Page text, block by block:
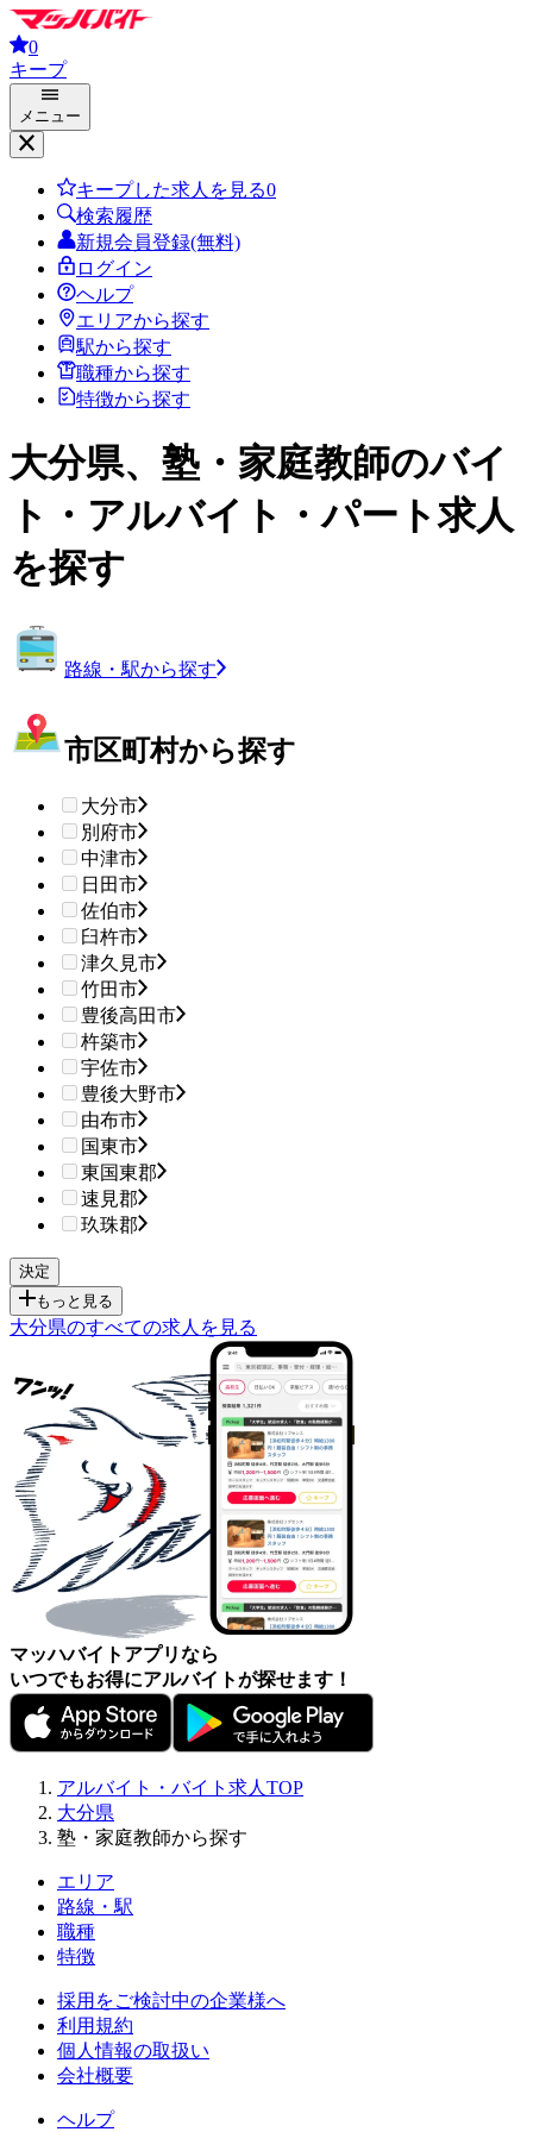
0
キープ
メニュー
キープした求人を見る0
検索履歴
新規会員登録(無料)
ログイン
ヘルプ
エリアから探す
駅から探す
職種から探す
特徴から探す
大分県、塾・家庭教師のバイ
ト・アルバイト・パート求人
を探す
路線・駅から探す
市区町村から探す
大分市
別府市
中津市
日田市
佐伯市
臼杵市
津久見市
竹田市
豊後高田市
杵築市
宇佐市
豊後大野市
由布市
国東市
東国東郡
速見郡
玖珠郡
もっと見る
大分県のすべての求人を見る
マッハバイトアプリなら
いつでもお得にアルバイトが探せます！
アルバイト・バイト求人TOP
大分県
塾・家庭教師から探す
エリア
路線・駅
職種
特徴
採用をご検討中の企業様へ
利用規約
個人情報の取扱い
会社概要
ヘルプ